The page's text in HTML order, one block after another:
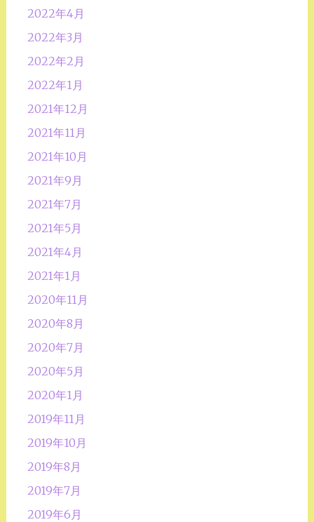
2022年4月
2022年3月
2022年2月
2022年1月
2021年12月
2021年11月
2021年10月
2021年9月
2021年7月
2021年5月
2021年4月
2021年1月
2020年11月
2020年8月
2020年7月
2020年5月
2020年1月
2019年11月
2019年10月
2019年8月
2019年7月
2019年6月